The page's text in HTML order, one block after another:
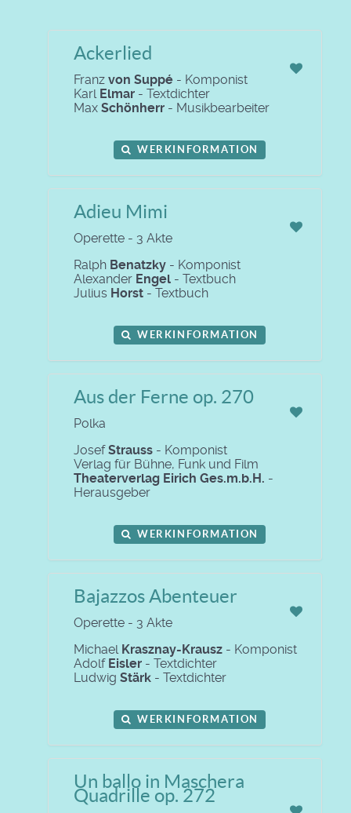
Ackerlied
Franz von Suppé - Komponist
Karl Elmar - Textdichter
Max Schönherr - Musikbearbeiter
WERKINFORMATION
Adieu Mimi
Operette - 3 Akte
Ralph Benatzky - Komponist
Alexander Engel - Textbuch
Julius Horst - Textbuch
WERKINFORMATION
Aus der Ferne op. 270
Polka
JosefStrauss - Komponist
Verlag für Bühne, Funk und Film
Theaterverlag Eirich Ges.m.b.H. -
Herausgeber
WERKINFORMATION
Bajazzos Abenteuer
Operette - 3 Akte
Michael Krasznay-Krausz - Komponist
Adolf Eisler - Textdichter
Ludwig Stärk - Textdichter
WERKINFORMATION
Un ballo in Maschera
Quadrille op. 272